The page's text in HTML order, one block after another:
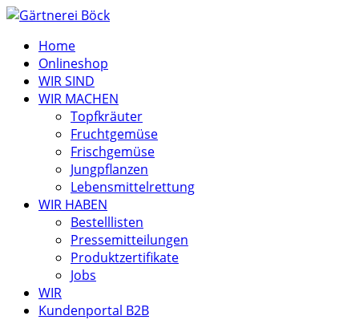
Home
Onlineshop
WIR SIND
WIR MACHEN
Topfkräuter
Fruchtgemüse
Frischgemüse
Jungpflanzen
Lebensmittelrettung
WIR HABEN
Bestelllisten
Pressemitteilungen
Produktzertifikate
Jobs
WIR
Kundenportal B2B